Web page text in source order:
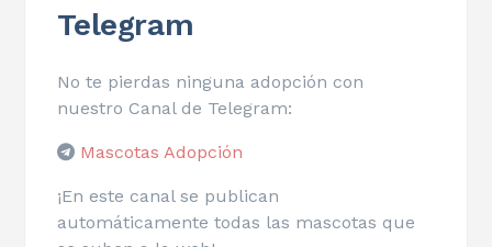
Telegram
No te pierdas ninguna adopción con
nuestro Canal de Telegram:
Mascotas Adopción
¡En este canal se publican
automáticamente todas las mascotas que